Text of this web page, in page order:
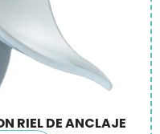
RIEL DE ANCLAJE